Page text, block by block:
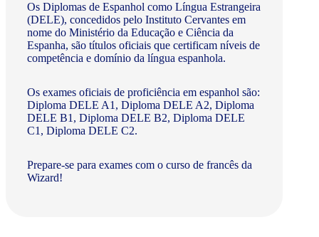
Os Diplomas de Espanhol como Língua Estrangeira
(DELE), concedidos pelo Instituto Cervantes em
nome do Ministério da Educação e Ciência da
Espanha, são títulos oficiais que certificam níveis de
competência e domínio da língua espanhola.
Os exames oficiais de proficiência em espanhol são:
Diploma DELE A1, Diploma DELE A2, Diploma
DELE B1, Diploma DELE B2, Diploma DELE
C1, Diploma DELE C2.
Prepare-se para exames com o curso de francês da
Wizard!